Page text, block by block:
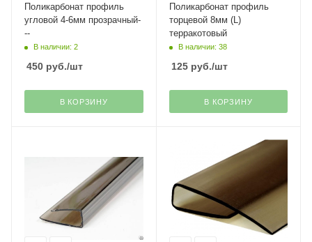
Поликарбонат профиль
угловой 4-6мм прозрачный-
--
В наличии: 2
450 руб./шт
В КОРЗИНУ
Поликарбонат профиль
торцевой 8мм (L)
терракотовый
В наличии: 38
125руб./шт
В КОРЗИНУ